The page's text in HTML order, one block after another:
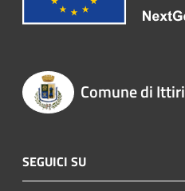
Comune di Ittiri
SEGUICI SU